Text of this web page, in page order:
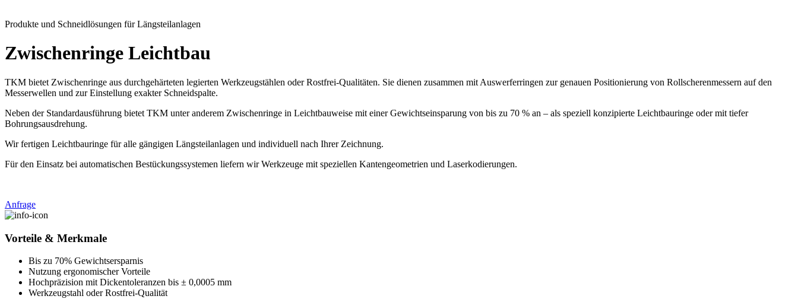
Produkte und Schneidlösungen für Längsteilanlagen
Zwischenringe Leichtbau
TKM bietet Zwischenringe aus durchgehärteten legierten Werkzeugstählen oder Rostfrei-Qualitäten. Sie dienen zusammen mit Auswerferringen zur genauen Positionierung von Rollscherenmessern auf den
Messerwellen und zur Einstellung exakter Schneidspalte.
Neben der Standardausführung bietet TKM unter anderem Zwischenringe in Leichtbauweise mit einer Gewichtseinsparung von bis zu 70 % an – als speziell konzipierte Leichtbauringe oder mit tiefer
Bohrungsausdrehung.
Wir fertigen Leichtbauringe für alle gängigen Längsteilanlagen und individuell nach Ihrer Zeichnung.
Für den Einsatz bei automatischen Bestückungssystemen liefern wir Werkzeuge mit speziellen Kantengeometrien und Laserkodierungen.
Anfrage
Vorteile & Merkmale
Bis zu 70% Gewichtsersparnis
Nutzung ergonomischer Vorteile
Hochpräzision mit Dickentoleranzen bis ± 0,0005 mm
Werkzeugstahl oder Rostfrei-Qualität